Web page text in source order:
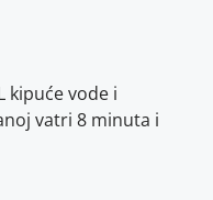
kipuće vode i
vatri 8 minuta i